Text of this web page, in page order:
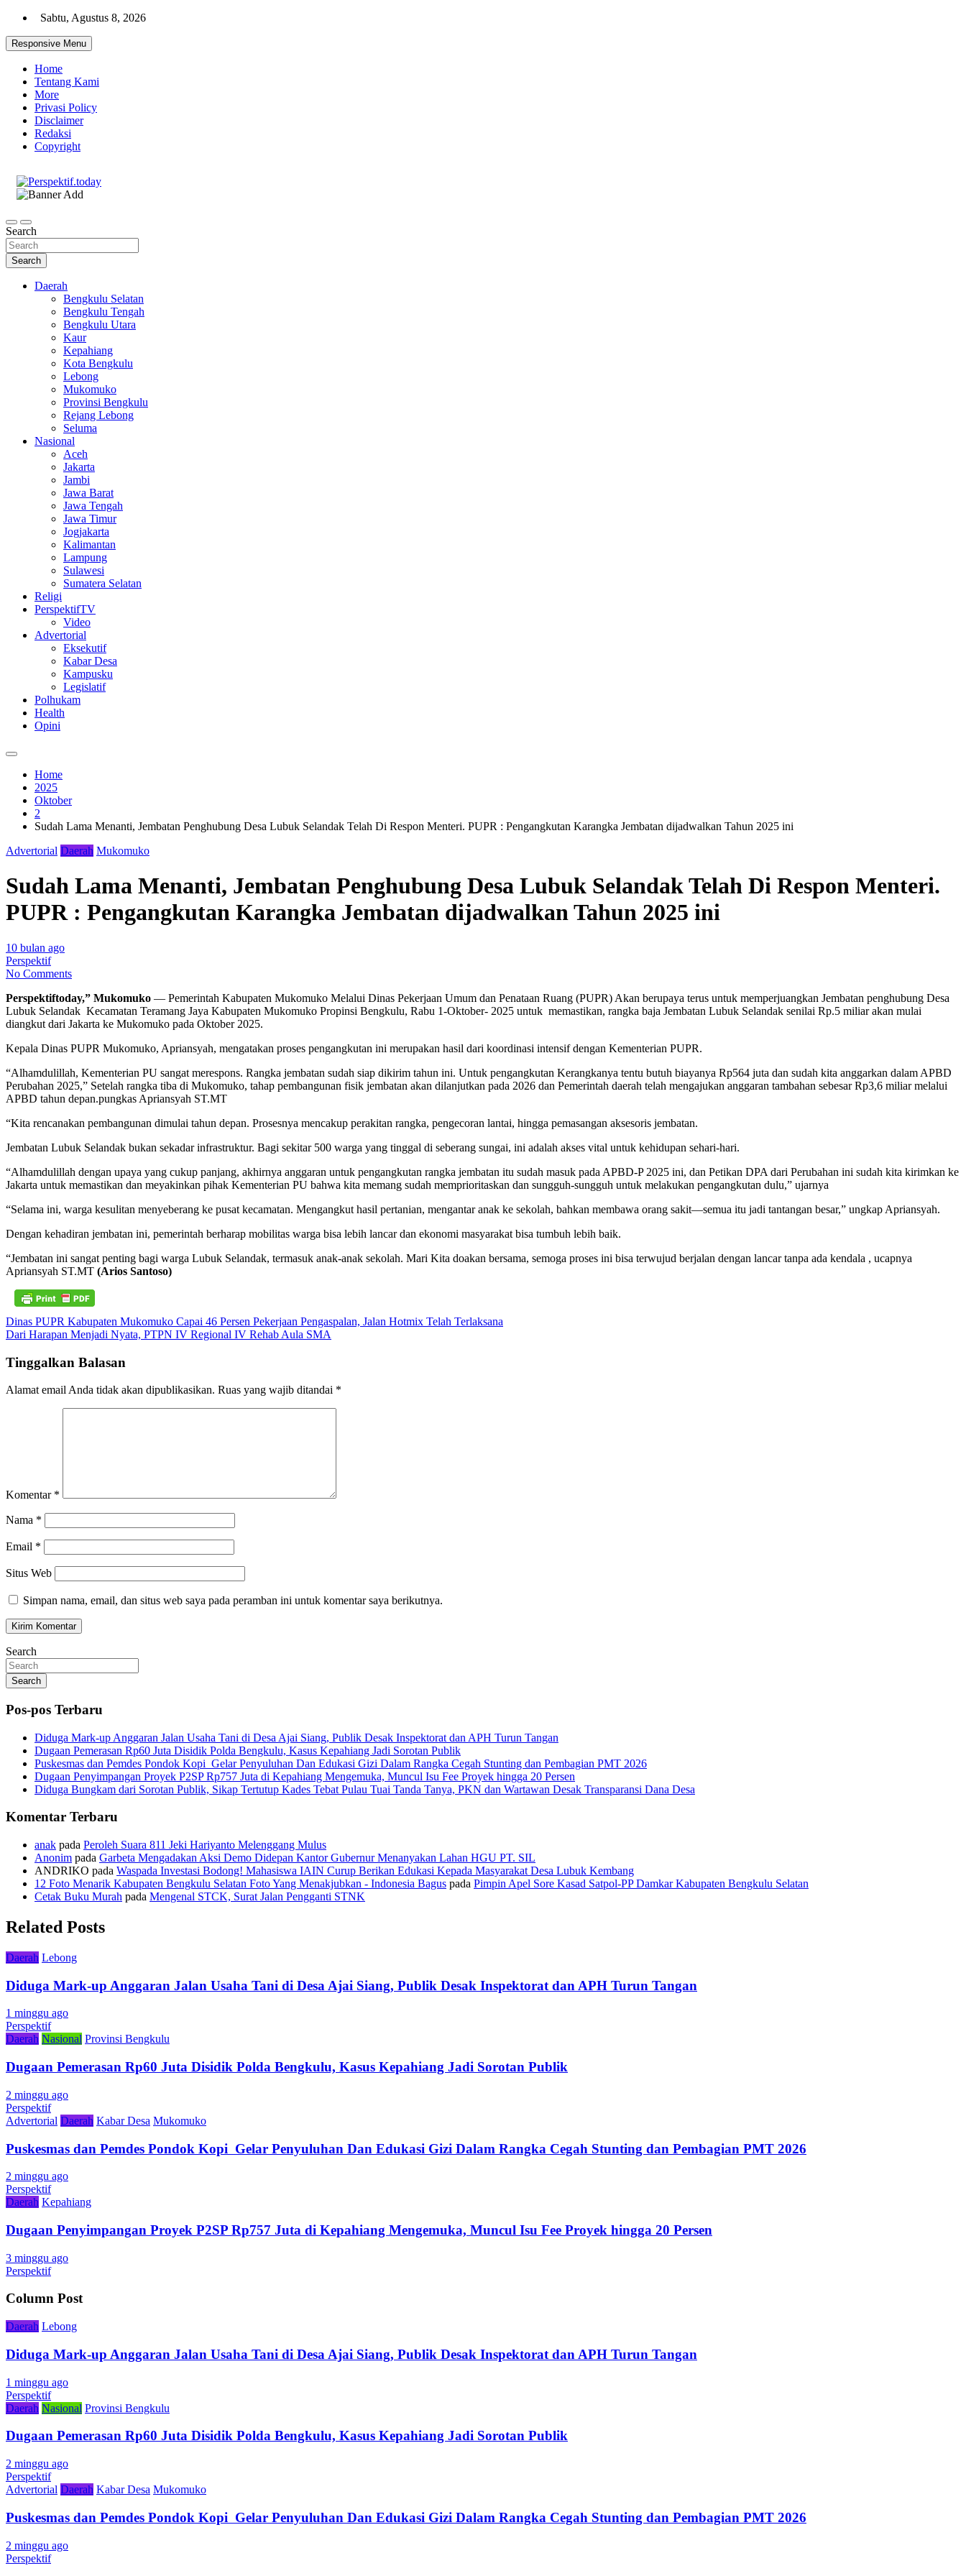
Skip
content
Sabtu, Agustus 8, 2026
Responsive Menu
Home
Tentang Kami
More
Privasi Policy
Disclaimer
Redaksi
Copyright
Search
Search
Daerah
Bengkulu Selatan
Bengkulu Tengah
Bengkulu Utara
Kaur
Kepahiang
Kota Bengkulu
Lebong
Mukomuko
Provinsi Bengkulu
Rejang Lebong
Seluma
Nasional
Aceh
Jakarta
Jambi
Jawa Barat
Jawa Tengah
Jawa Timur
Jogjakarta
Kalimantan
Lampung
Sulawesi
Sumatera Selatan
Religi
PerspektifTV
Video
Advertorial
Eksekutif
Kabar Desa
Kampusku
Legislatif
Polhukam
Health
Opini
Home
2025
Oktober
2
Sudah Lama Menanti, Jembatan Penghubung Desa Lubuk Selandak Telah Di Respon Menteri. PUPR : Pengangkutan Karangka Jembatan dijadwalkan Tahun 2025 ini
Advertorial Daerah Mukomuko
Sudah Lama Menanti, Jembatan Penghubung Desa Lubuk Selandak Telah Di Respon Menteri.
PUPR : Pengangkutan Karangka Jembatan dijadwalkan Tahun 2025 ini
10 bulan ago
Perspektif
No Comments
Perspektiftoday,” Mukomuko — Pemerintah Kabupaten Mukomuko Melalui Dinas Pekerjaan Umum dan Penataan Ruang (PUPR) Akan berupaya terus untuk memperjuangkan Jembatan penghubung Desa
Lubuk Selandak Kecamatan Teramang Jaya Kabupaten Mukomuko Propinsi Bengkulu, Rabu 1-Oktober- 2025 untuk memastikan, rangka baja Jembatan Lubuk Selandak senilai Rp.5 miliar akan mulai
diangkut dari Jakarta ke Mukomuko pada Oktober 2025.
Kepala Dinas PUPR Mukomuko, Apriansyah, mengatakan proses pengangkutan ini merupakan hasil dari koordinasi intensif dengan Kementerian PUPR.
“Alhamdulillah, Kementerian PU sangat merespons. Rangka jembatan sudah siap dikirim tahun ini. Untuk pengangkutan Kerangkanya tentu butuh biayanya Rp564 juta dan sudah kita anggarkan dalam APBD
Perubahan 2025,” Setelah rangka tiba di Mukomuko, tahap pembangunan fisik jembatan akan dilanjutkan pada 2026 dan Pemerintah daerah telah mengajukan anggaran tambahan sebesar Rp3,6 miliar melalui
APBD tahun depan.pungkas Apriansyah ST.MT
“Kita rencanakan pembangunan dimulai tahun depan. Prosesnya mencakup perakitan rangka, pengecoran lantai, hingga pemasangan aksesoris jembatan.
Jembatan Lubuk Selandak bukan sekadar infrastruktur. Bagi sekitar 500 warga yang tinggal di seberang sungai, ini adalah akses vital untuk kehidupan sehari-hari.
“Alhamdulillah dengan upaya yang cukup panjang, akhirnya anggaran untuk pengangkutan rangka jembatan itu sudah masuk pada APBD-P 2025 ini, dan Petikan DPA dari Perubahan ini sudah kita kirimkan ke
Jakarta untuk memastikan dan meyakinkan pihak Kementerian PU bahwa kita memang sudah memprioritaskan dan sungguh-sungguh untuk melakukan pengangkutan dulu,” ujarnya
“Selama ini, warga kesulitan menyeberang ke pusat kecamatan. Mengangkut hasil pertanian, mengantar anak ke sekolah, bahkan membawa orang sakit—semua itu jadi tantangan besar,” ungkap Apriansyah.
Dengan kehadiran jembatan ini, pemerintah berharap mobilitas warga bisa lebih lancar dan ekonomi masyarakat bisa tumbuh lebih baik.
“Jembatan ini sangat penting bagi warga Lubuk Selandak, termasuk anak-anak sekolah. Mari Kita doakan bersama, semoga proses ini bisa terwujud berjalan dengan lancar tanpa ada kendala , ucapnya
Apriansyah ST.MT (Arios Santoso)
Navigasi
pos
Dinas PUPR Kabupaten Mukomuko Capai 46 Persen Pekerjaan Pengaspalan, Jalan Hotmix Telah Terlaksana
Dari Harapan Menjadi Nyata, PTPN IV Regional IV Rehab Aula SMA
Tinggalkan Balasan
Alamat email Anda tidak akan dipublikasikan. Ruas yang wajib ditandai *
Komentar *
Nama *
Email *
Situs Web
Simpan nama, email, dan situs web saya pada peramban ini untuk komentar saya berikutnya.
Search
Search
Pos-pos Terbaru
Diduga Mark-up Anggaran Jalan Usaha Tani di Desa Ajai Siang, Publik Desak Inspektorat dan APH Turun Tangan
Dugaan Pemerasan Rp60 Juta Disidik Polda Bengkulu, Kasus Kepahiang Jadi Sorotan Publik
Puskesmas dan Pemdes Pondok Kopi Gelar Penyuluhan Dan Edukasi Gizi Dalam Rangka Cegah Stunting dan Pembagian PMT 2026
Dugaan Penyimpangan Proyek P2SP Rp757 Juta di Kepahiang Mengemuka, Muncul Isu Fee Proyek hingga 20 Persen
Diduga Bungkam dari Sorotan Publik, Sikap Tertutup Kades Tebat Pulau Tuai Tanda Tanya, PKN dan Wartawan Desak Transparansi Dana Desa
Komentar Terbaru
anak pada Peroleh Suara 811 Jeki Hariyanto Melenggang Mulus
Anonim pada Garbeta Mengadakan Aksi Demo Didepan Kantor Gubernur Menanyakan Lahan HGU PT. SIL
ANDRIKO pada Waspada Investasi Bodong! Mahasiswa IAIN Curup Berikan Edukasi Kepada Masyarakat Desa Lubuk Kembang
12 Foto Menarik Kabupaten Bengkulu Selatan Foto Yang Menakjubkan - Indonesia Bagus pada Pimpin Apel Sore Kasad Satpol-PP Damkar Kabupaten Bengkulu Selatan
Cetak Buku Murah pada Mengenal STCK, Surat Jalan Pengganti STNK
Related Posts
Daerah Lebong
Diduga Mark-up Anggaran Jalan Usaha Tani di Desa Ajai Siang, Publik Desak Inspektorat dan APH Turun Tangan
1 minggu ago
Perspektif
Daerah Nasional Provinsi Bengkulu
Dugaan Pemerasan Rp60 Juta Disidik Polda Bengkulu, Kasus Kepahiang Jadi Sorotan Publik
2 minggu ago
Perspektif
Advertorial Daerah Kabar Desa Mukomuko
Puskesmas dan Pemdes Pondok Kopi Gelar Penyuluhan Dan Edukasi Gizi Dalam Rangka Cegah Stunting dan Pembagian PMT 2026
2 minggu ago
Perspektif
Daerah Kepahiang
Dugaan Penyimpangan Proyek P2SP Rp757 Juta di Kepahiang Mengemuka, Muncul Isu Fee Proyek hingga 20 Persen
3 minggu ago
Perspektif
Column Post
Daerah Lebong
Diduga Mark-up Anggaran Jalan Usaha Tani di Desa Ajai Siang, Publik Desak Inspektorat dan APH Turun Tangan
1 minggu ago
Perspektif
Daerah Nasional Provinsi Bengkulu
Dugaan Pemerasan Rp60 Juta Disidik Polda Bengkulu, Kasus Kepahiang Jadi Sorotan Publik
2 minggu ago
Perspektif
Advertorial Daerah Kabar Desa Mukomuko
Puskesmas dan Pemdes Pondok Kopi Gelar Penyuluhan Dan Edukasi Gizi Dalam Rangka Cegah Stunting dan Pembagian PMT 2026
2 minggu ago
Perspektif